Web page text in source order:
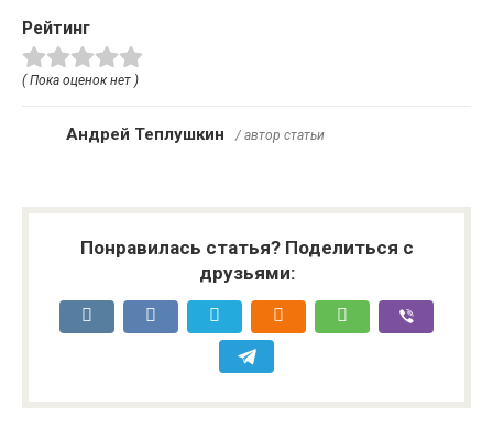
Рейтинг
( Пока оценок нет )
Андрей Теплушкин / автор статьи
Понравилась статья? Поделиться с
друзьями: